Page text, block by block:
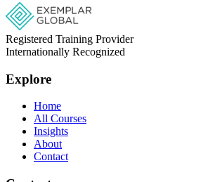
Registered Training Provider
Internationally Recognized
Explore
Home
All Courses
Insights
About
Contact